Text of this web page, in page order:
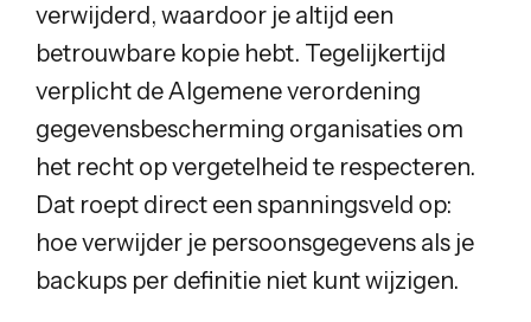
verwijderd, waardoor je altijd een
betrouwbare kopie hebt. Tegelijkertijd
verplicht de Algemene verordening
gegevensbescherming organisaties om
het recht op vergetelheid te respecteren.
Dat roept direct een spanningsveld op:
hoe verwijder je persoonsgegevens als je
backups per definitie niet kunt wijzigen.